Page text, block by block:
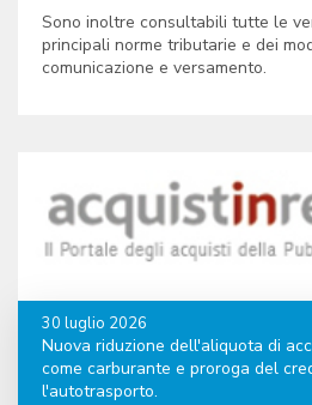
Sono inoltre consultabili tutte le
principali norme tributarie e dei
comunicazione e versamento.
30 luglio 2026
Nuova riduzione dell'aliquota di
come carburante e proroga del
l'autotrasporto.